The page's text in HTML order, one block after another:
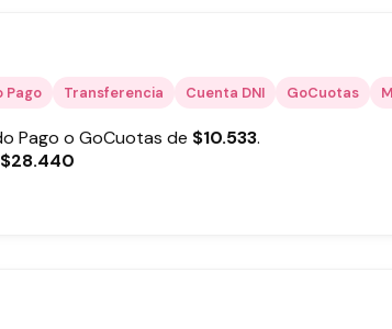
Pago Transferencia Cuenta DNI GoCuotas
Pago o GoCuotas de $10.533.
$28.440